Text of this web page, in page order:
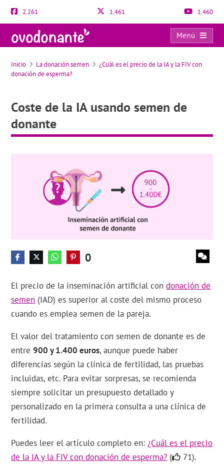
2.261 1.461 1.460
Menú
Coste de la IA usando semen de donante
Inicio La donación semen
¿Cuál es el precio de la IA y la FIV con
donación de esperma?
Coste de la IA usando semen de
donante
0
El precio de la inseminación artificial condonación de
semen (IAD) es superior al coste del mismo proceso
cuando es emplea semen de la pareja.
El valor del tratamiento con semen de donante es de
entre900 y 1.400 euros, aunque puede haber
diferencias según la clínica de fertilidad, las pruebas
incluidas, etc. Para evitar sorpresas, se recomienda
siempre solicitar un presupuesto detallado y
personalizado en la primera consulta a una clínica de
fertilidad.
Puedes leer el artículo completo en:¿Cuál es el precio
de la IA y la FIV con donación de esperma? ( 71).